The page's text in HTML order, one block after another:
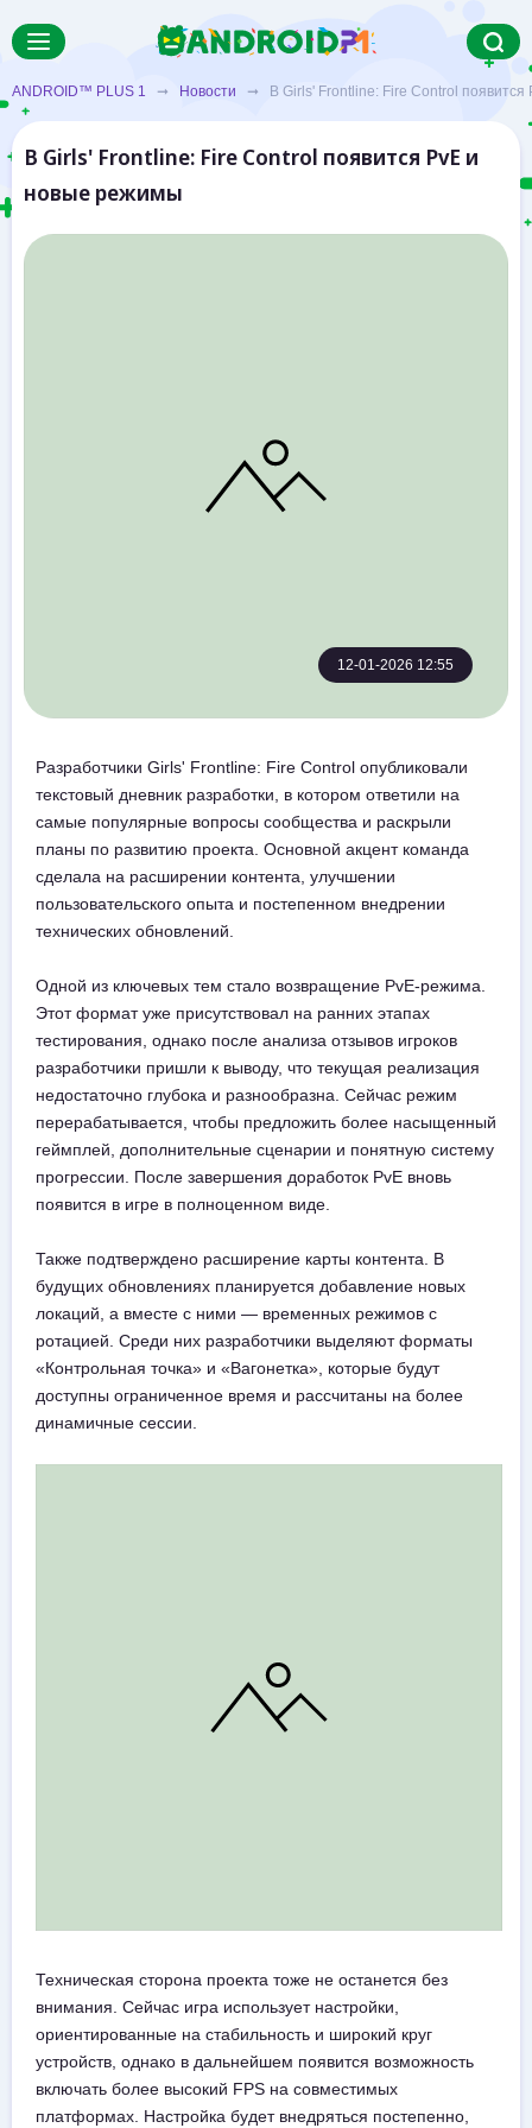
ANDROID™ PLUS 1 ➞ Новости ➞ В Girls' Frontline: Fire Control появится
В Girls' Frontline: Fire Control появится PvE и
новые режимы
12-01-2026 12:55
Разработчики Girls' Frontline: Fire Control опубликовали
текстовый дневник разработки, в котором ответили на
самые популярные вопросы сообщества и раскрыли
планы по развитию проекта. Основной акцент команда
сделала на расширении контента, улучшении
пользовательского опыта и постепенном внедрении
технических обновлений.
Одной из ключевых тем стало возвращение PvE-режима.
Этот формат уже присутствовал на ранних этапах
тестирования, однако после анализа отзывов игроков
разработчики пришли к выводу, что текущая реализация
недостаточно глубока и разнообразна. Сейчас режим
перерабатывается, чтобы предложить более насыщенный
геймплей, дополнительные сценарии и понятную систему
прогрессии. После завершения доработок PvE вновь
появится в игре в полноценном виде.
Также подтверждено расширение карты контента. В
будущих обновлениях планируется добавление новых
локаций, а вместе с ними — временных режимов с
ротацией. Среди них разработчики выделяют форматы
«Контрольная точка» и «Вагонетка», которые будут
доступны ограниченное время и рассчитаны на более
динамичные сессии.
Техническая сторона проекта тоже не останется без
внимания. Сейчас игра использует настройки,
ориентированные на стабильность и широкий круг
устройств, однако в дальнейшем появится возможность
включать более высокий FPS на совместимых
платформах. Настройка будет внедряться постепенно,